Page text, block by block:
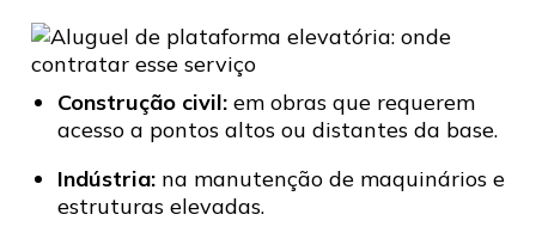
Construção civil: em obras que requerem
acesso a pontos altos ou distantes da base.
Indústria: na manutenção de maquinários e
estruturas elevadas.